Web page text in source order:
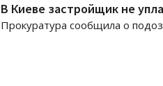
В Киеве застройщик не
Прокуратура сообщила о